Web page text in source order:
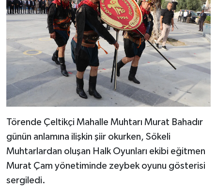
Törende Çeltikçi Mahalle Muhtarı Murat Bahadır
günün anlamına ilişkin şiir okurken, Sökeli
Muhtarlardan oluşan Halk Oyunları ekibi eğitmen
Murat Çam yönetiminde zeybek oyunu gösterisi
sergiledi.